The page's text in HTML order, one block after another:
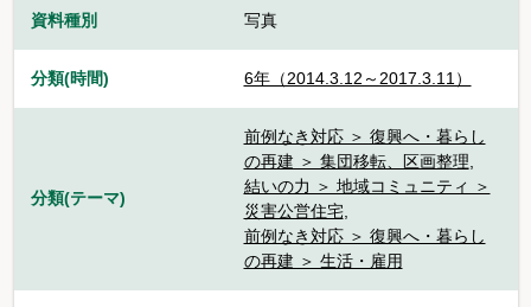
資料種別 写真
分類(時間) 6年（2014.3.12～2017.3.11）
分類(テーマ)
前例なき対応 ＞ 復興へ・暮らし
の再建 ＞ 集団移転、区画整理,
結いの力 ＞ 地域コミュニティ ＞
災害公営住宅,
前例なき対応 ＞ 復興へ・暮らし
の再建 ＞ 生活・雇用